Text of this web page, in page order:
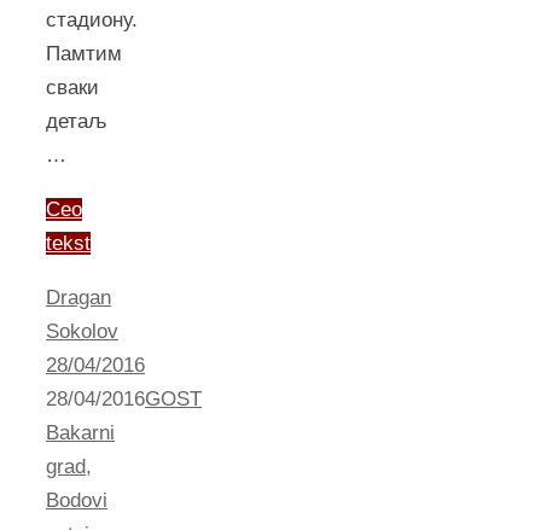
стадиону.
Памтим
сваки
детаљ
…
Ceo
tekst
Dragan
Sokolov
28/04/2016
28/04/2016GOST
Bakarni
grad,
Bodovi